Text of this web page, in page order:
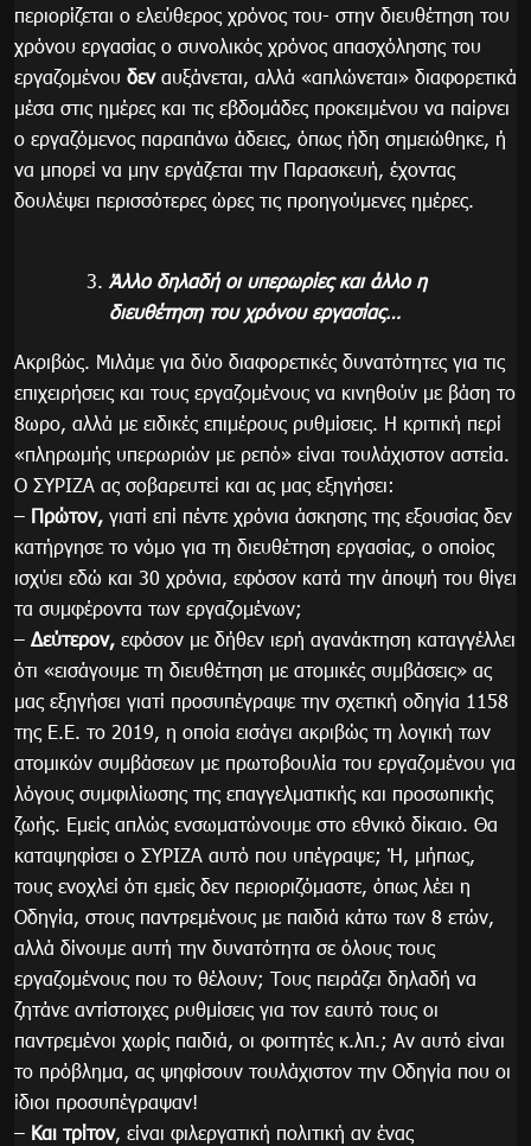
περιορίζεται ο ελεύθερος χρόνος του- στην διευθέτηση του
χρόνου εργασίας ο συνολικός χρόνος απασχόλησης του
εργαζομένου δεναυξάνεται, αλλά «απλώνεται» διαφορετικά
μέσα στις ημέρες και τις εβδομάδες προκειμένου να παίρνει
ο εργαζόμενος παραπάνω άδειες, όπως ήδη σημειώθηκε, ή
να μπορεί να μην εργάζεται την Παρασκευή, έχοντας
δουλέψει περισσότερες ώρες τις προηγούμενες ημέρες.
Άλλο δηλαδή οι υπερωρίες και άλλο η
διευθέτηση του χρόνου εργασίας…
Ακριβώς. Μιλάμε για δύο διαφορετικές δυνατότητες για τις
επιχειρήσεις και τους εργαζομένους να κινηθούν με βάση το
8ωρο, αλλά με ειδικές επιμέρους ρυθμίσεις. Η κριτική περί
«πληρωμής υπερωριών με ρεπό» είναι τουλάχιστον αστεία.
Ο ΣΥΡΙΖΑ ας σοβαρευτεί και ας μας εξηγήσει:
– Πρώτον, γιατί επί πέντε χρόνια άσκησης της εξουσίας δεν
κατήργησε το νόμο για τη διευθέτηση εργασίας, ο οποίος
ισχύει εδώ και 30 χρόνια, εφόσον κατά την άποψή του θίγει
τα συμφέροντα των εργαζομένων;
– Δεύτερον, εφόσον με δήθεν ιερή αγανάκτηση καταγγέλλει
ότι «εισάγουμε τη διευθέτηση με ατομικές συμβάσεις» ας
μας εξηγήσει γιατί προσυπέγραψε την σχετική οδηγία 1158
της Ε.Ε. το 2019, η οποία εισάγει ακριβώς τη λογική των
ατομικών συμβάσεων με πρωτοβουλία του εργαζομένου για
λόγους συμφιλίωσης της επαγγελματικής και προσωπικής
ζωής. Εμείς απλώς ενσωματώνουμε στο εθνικό δίκαιο. Θα
καταψηφίσει ο ΣΥΡΙΖΑ αυτό που υπέγραψε; Ή, μήπως,
τους ενοχλεί ότι εμείς δεν περιοριζόμαστε, όπως λέει η
Οδηγία, στους παντρεμένους με παιδιά κάτω των 8 ετών,
αλλά δίνουμε αυτή την δυνατότητα σε όλους τους
εργαζομένους που το θέλουν; Τους πειράζει δηλαδή να
ζητάνε αντίστοιχες ρυθμίσεις για τον εαυτό τους οι
παντρεμένοι χωρίς παιδιά, οι φοιτητές κ.λπ.; Αν αυτό είναι
το πρόβλημα, ας ψηφίσουν τουλάχιστον την Οδηγία που οι
ίδιοι προσυπέγραψαν!
– Και τρίτον, είναι φιλεργατική πολιτική αν ένας